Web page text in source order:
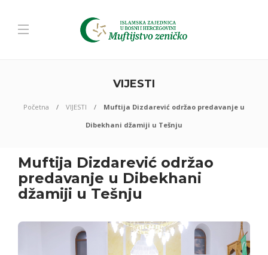
VIJESTI
Početna VIJESTI
Muftija Dizdarević održao predavanje u
Dibekhani džamiji u Tešnju
Muftija Dizdarević održao
predavanje u Dibekhani
džamiji u Tešnju